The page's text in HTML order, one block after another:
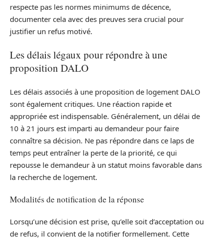
respecte pas les normes minimums de décence,
documenter cela avec des preuves sera crucial pour
justifier un refus motivé.
Les délais légaux pour répondre à une
proposition DALO
Les délais associés à une proposition de logement DALO
sont également critiques. Une réaction rapide et
appropriée est indispensable. Généralement, un délai de
10 à 21 jours est imparti au demandeur pour faire
connaître sa décision. Ne pas répondre dans ce laps de
temps peut entraîner la perte de la priorité, ce qui
repousse le demandeur à un statut moins favorable dans
la recherche de logement.
Modalités de notification de la réponse
Lorsqu’une décision est prise, qu’elle soit d’acceptation ou
de refus, il convient de la notifier formellement. Cette